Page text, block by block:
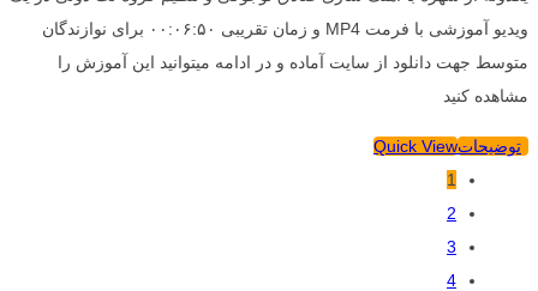
ویدیو آموزشی با فرمت MP4 و زمان تقریبی ۰۰:۰۶:۵۰ برای نوازندگان
متوسط جهت دانلود از سایت آماده و در ادامه میتوانید این آموزش را
مشاهده کنید
توضیحاتQuick View
1
2
3
4